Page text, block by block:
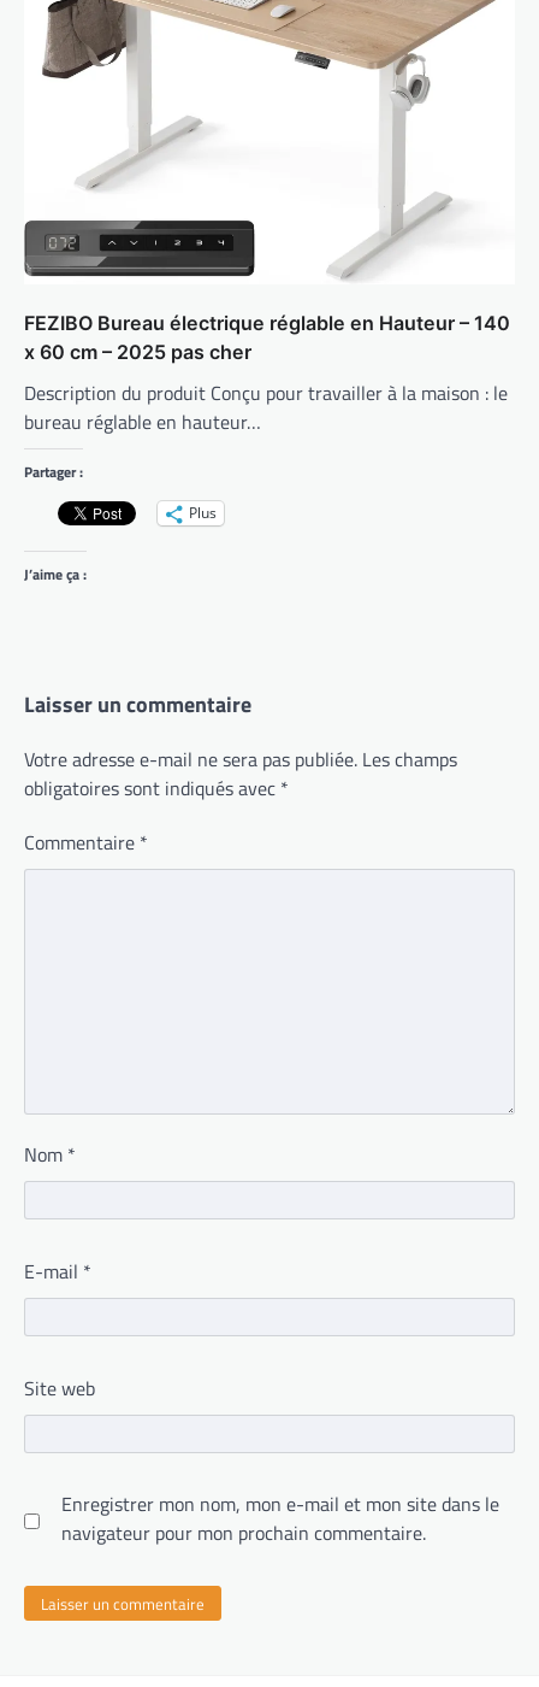
FEZIBO Bureau électrique réglable en Hauteur – 140
x 60 cm – 2025 pas cher
Description du produit Conçu pour travailler à la maison : le
bureau réglable en hauteur…
Partager :
Plus
J’aime ça :
Laisser un commentaire
Votre adresse e-mail ne sera pas publiée. Les champs
obligatoires sont indiqués avec *
Commentaire *
Nom *
E-mail *
Site web
Enregistrer mon nom, mon e-mail et mon site dans le
navigateur pour mon prochain commentaire.